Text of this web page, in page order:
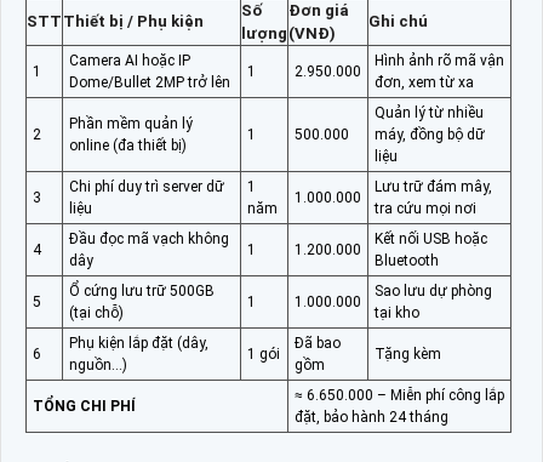
STT Thiết bị / Phụ kiện
Số
lượng
Đơn giá
(VNĐ)
Ghi chú
1
Camera AI hoặc IP
Dome/Bullet 2MP trở lên
1 2.950.000
Hình ảnh rõ mã vận
đơn, xem từ xa
2
Phần mềm quản lý
online (đa thiết bị)
1 500.000
Quản lý từ nhiều
máy, đồng bộ dữ
liệu
3
Chi phí duy trì server dữ
liệu
1
năm
1.000.000
Lưu trữ đám mây,
tra cứu mọi nơi
4
Đầu đọc mã vạch không
dây
1 1.200.000
Kết nối USB hoặc
Bluetooth
5
Ổ cứng lưu trữ 500GB
(tại chỗ)
1 1.000.000
Sao lưu dự phòng
tại kho
6
Phụ kiện lắp đặt (dây,
nguồn…)
1 gói
Đã bao
gồm
Tặng kèm
TỔNG CHI PHÍ
≈ 6.650.000 – Miễn phí công lắp
đặt, bảo hành 24 tháng